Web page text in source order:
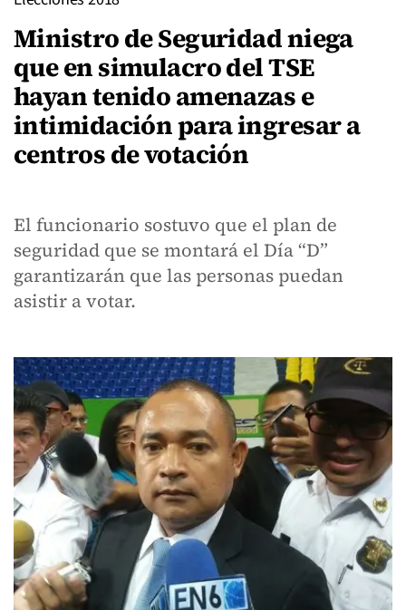
Ministro de Seguridad niega
que en simulacro del TSE
hayan tenido amenazas e
intimidación para ingresar a
centros de votación
El funcionario sostuvo que el plan de
seguridad que se montará el Día “D”
garantizarán que las personas puedan
asistir a votar.